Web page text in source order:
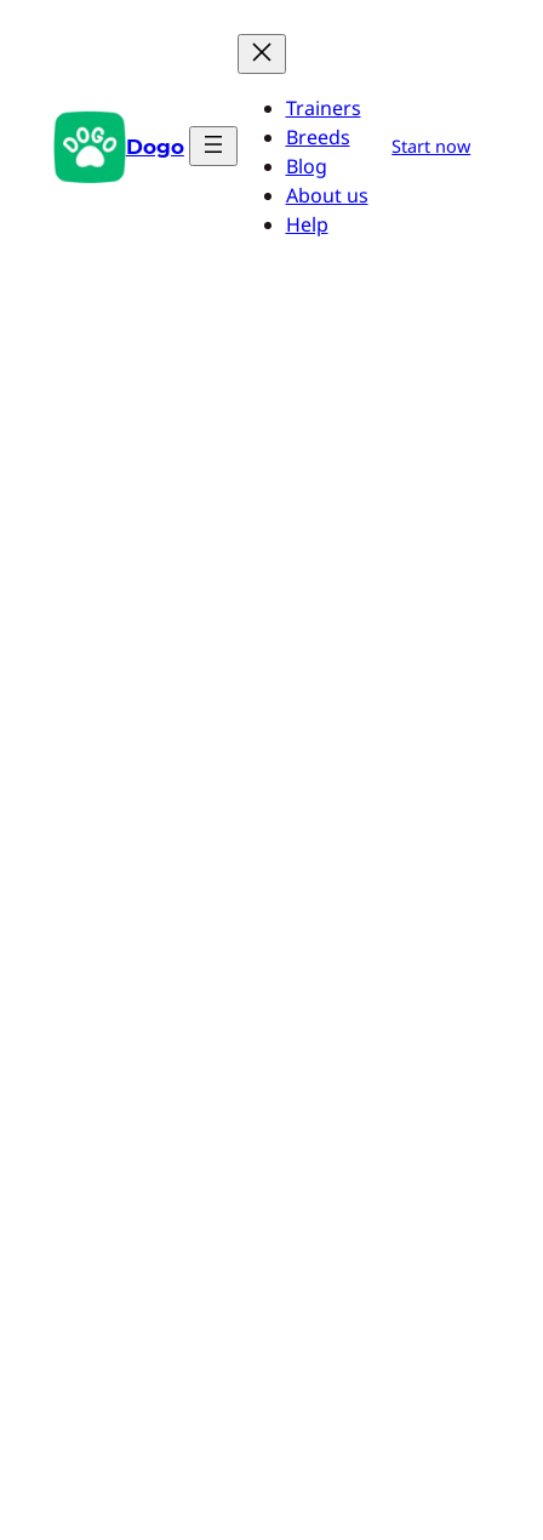
Dogo
Trainers
Breeds
Blog
About us
Help
Start now